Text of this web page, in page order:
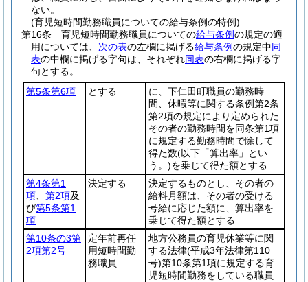
ない。
(育児短時間勤務職員についての給与条例の特例)
第16条
育児短時間勤務職員についての給与条例の規定の適
用については、 次の表の左欄に掲げる給与条例の規定中同
表の中欄に掲げる字句は、それぞれ同表の右欄に掲げる字
句とする。
第5条第6項
とする
に、下仁田町職員の勤務時
間、休暇等に関する条例第2条
第2項の規定により定められた
その者の勤務時間を同条第1項
に規定する勤務時間で除して
得た数(以下「算出率」とい
う。)を乗じて得た額とする
第4条第1
項
第2項及
び第5条第1
項
決定する
決定するものとし、その者の
給料月額は、その者の受ける
号給に応じた額に、算出率を
乗じて得た額とする
第10条の3第
2項第2号
定年前再任
用短時間勤
務職員
地方公務員の育児休業等に関
する法律(平成3年法律第110
号)第10条第1項に規定する育
児短時間勤務をしている職員